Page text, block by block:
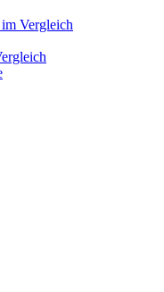
Vergleich